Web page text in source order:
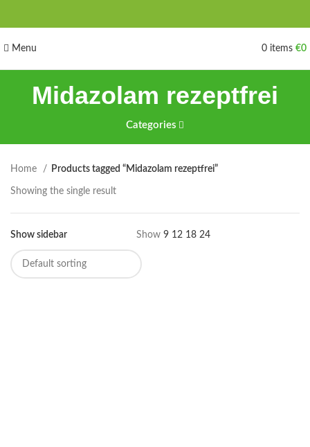
Menu 0 items €0
Midazolam rezeptfrei
Categories
Home Products tagged “Midazolam rezeptfrei”
Showing the single result
Show sidebar Show 9 12 18 24